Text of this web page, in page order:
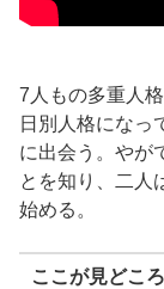
7人もの多重人
日別人格になっ
に出会う。やが
とを知り、二人
始める。
ここが見どころ